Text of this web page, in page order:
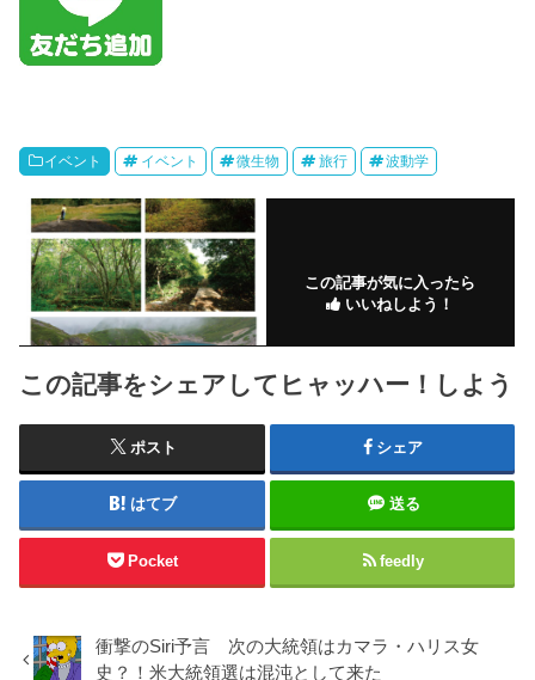
イベント イベント 微生物 旅行 波動学
この記事が気に入ったら
いいねしよう！
この記事をシェアしてヒャッハー！しよう
ポスト シェア
はてブ 送る
Pocket feedly
衝撃のSiri予言 次の大統領はカマラ・ハリス女
史？！米大統領選は混沌として来た